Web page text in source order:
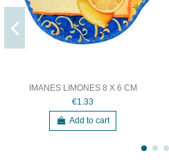
IMANES LIMONES 8 X 6 CM
€1.33
Add to cart